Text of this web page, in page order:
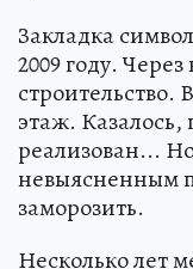
Закладка
2009 году.
строительство.
этаж. Казалось,
реализован...
невыясненным
заморозить.
Несколько лет